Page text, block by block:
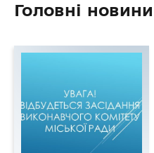
Головні новини